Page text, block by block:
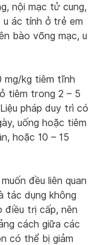
nội mạc tử cung,
ác tính ở trẻ em
bào võng mạc, u
mg/kg tiêm tĩnh
tiêm trong 2 – 5
pháp duy trì có
uống hoặc tiêm
hoặc 10 – 15
đều liên quan
tác dụng không
điều trị cấp, nên
cách giữa các
có thể bị giảm